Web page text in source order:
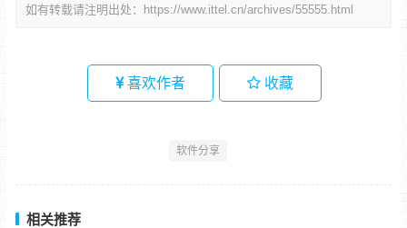
如有转载请注明出处：
https://www.ittel.cn/archives/55555.html
喜欢作者 收藏
软件分享
相关推荐